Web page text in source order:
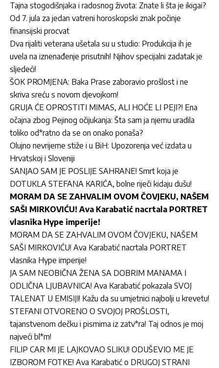
Tajna stogodišnjaka i radosnog života: Znate li šta je ikigai?
Od 7. jula za jedan vatreni horoskopski znak počinje
finansijski procvat
Dva rijaliti veterana ušetala su u studio: Produkcija ih je
uvela na iznenađenje prisutnih! Njihov specijalni zadatak je
sljedeći!
ŠOK PROMJENA: Baka Prase zaboravio prošlost i ne
skriva sreću s novom djevojkom!
GRUJA ĆE OPROSTITI MIMAS, ALI HOĆE LI PEJI?! Ena
očajna zbog Pejinog očijukanja: Šta sam ja njemu uradila
toliko od*ratno da se on onako ponaša?
Olujno nevrijeme stiže i u BiH: Upozorenja već izdata u
Hrvatskoj i Sloveniji
SANJAO SAM JE POSLIJE SAHRANE! Smrt koja je
DOTUKLA STEFANA KARIĆA, bolne riječi kidaju dušu!
MORAM DA SE ZAHVALIM OVOM ČOVJEKU, NAŠEM
SAŠI MIRKOVIĆU! Ava Karabatić nacrtala PORTRET
vlasnika Hype imperije!
MORAM DA SE ZAHVALIM OVOM ČOVJEKU, NAŠEM
SAŠI MIRKOVIĆU! Ava Karabatić nacrtala PORTRET
vlasnika Hype imperije!
JA SAM NEOBIČNA ŽENA SA DOBRIM MANAMA I
ODLIČNA LJUBAVNICA! Ava Karabatić pokazala SVOJ
TALENAT U EMISIJI! Kažu da su umjetnici najbolji u krevetu!
STEFANI OTVORENO O SVOJOJ PROŠLOSTI,
tajanstvenom dečku i pismima iz zatv*ra! Taj odnos je moj
najveći bl*m!
FILIP CAR MI JE LAJKOVAO SLIKU! ODUŠEVIO ME JE
IZBOROM FOTKE! Ava Karabatić o DRUGOJ STRANI